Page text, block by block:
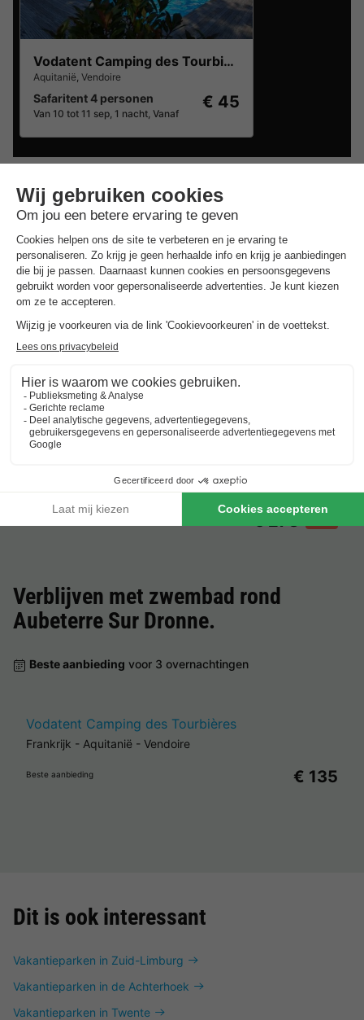
Vodatent Camping des Tourbières
Aquitanië, Vendoire
Safaritent 4 personen
Van 10 tot 11 sep, 1 nacht, Vanaf
€ 45
Goedkope verblijven rondAubeterre
Sur Dronne.
Beste aanbieding
Frankrijk-Aquitanië-Vendoire
Beste aanbieding
Vodatent Camping Paradis Aubeterre
€ 278 -17%
Verblijven met zwembad rond
Aubeterre Sur Dronne.
Beste aanbieding voor 3 overnachtingen
Vodatent Camping des Tourbières
Frankrijk - Aquitanië - Vendoire
Beste aanbieding € 135
Dit is ook interessant
Vakantieparken in Zuid-Limburg
Vakantieparken in de Achterhoek
Vakantieparken in Twente